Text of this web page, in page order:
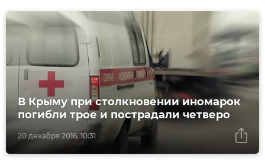
20 декабря 2016, 10:31
В Крыму при столкновении иномарок
погибли трое и пострадали четверо